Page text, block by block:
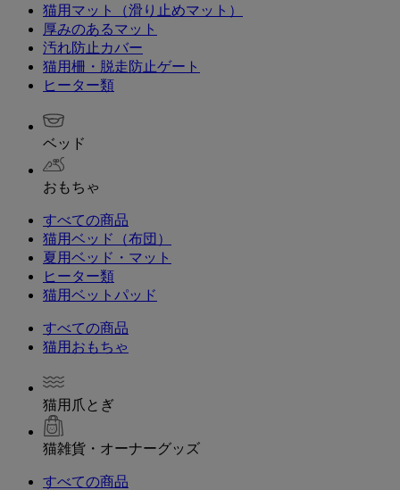
猫用マット（滑り止めマット）
厚みのあるマット
汚れ防止カバー
猫用柵・脱走防止ゲート
ヒーター類
ベッド
おもちゃ
すべての商品
猫用ベッド（布団）
夏用ベッド・マット
ヒーター類
猫用ベットパッド
すべての商品
猫用おもちゃ
猫用爪とぎ
猫雑貨・オーナーグッズ
すべての商品